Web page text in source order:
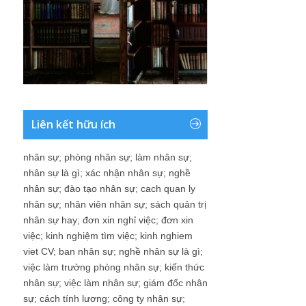
Liên kết hữu ích
nhân sự; phòng nhân sự; làm nhân sự;
nhân sự là gì; xác nhận nhân sự; nghề
nhân sự; đào tạo nhân sự; cach quan ly
nhân sự; nhân viên nhân sự; sách quản trị
nhân sự hay; đơn xin nghỉ việc; đơn xin
việc; kinh nghiệm tìm việc; kinh nghiem
viet CV; ban nhân sự; nghề nhân sự là gì;
việc làm trưởng phòng nhân sự; kiến thức
nhân sự; việc làm nhân sự; giám đốc nhân
sự; cách tính lương; công ty nhân sự;